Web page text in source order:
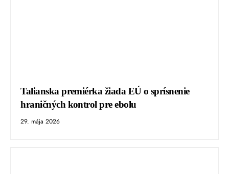
Talianska premiérka žiada EÚ o sprísnenie
hraničných kontrol pre ebolu
29. mája 2026